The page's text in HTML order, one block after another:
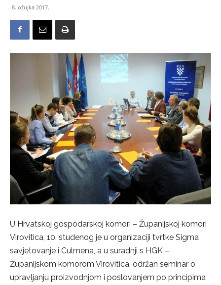
8. ožujka 2017.
U Hrvatskoj gospodarskoj komori – Županijskoj komori
Virovitica, 10. studenog je u organizaciji tvrtke Sigma
savjetovanje i Culmena, a u suradnji s HGK –
Županijskom komorom Virovitica, održan seminar o
upravljanju proizvodnjom i poslovanjem po principima